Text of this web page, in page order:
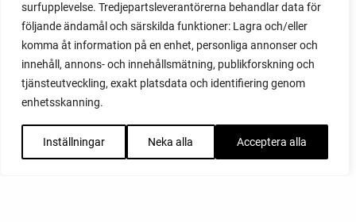
surfupplevelse. Tredjepartsleverantörerna behandlar data för
följande ändamål och särskilda funktioner: Lagra och/eller
komma åt information på en enhet, personliga annonser och
innehåll, annons- och innehållsmätning, publikforskning och
tjänsteutveckling, exakt platsdata och identifiering genom
enhetsskanning.
Inställningar Neka alla Acceptera alla